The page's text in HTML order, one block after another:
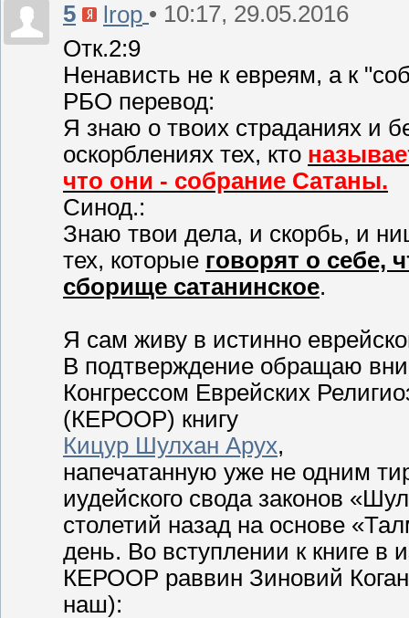
5 lrop • 10:17, 29.05.2016
Отк.2:9
Ненависть не к евреям, а к
РБО перевод:
Я знаю о твоих страданиях и
оскорблениях тех, кто
что они - собрание Сатаны.
Синод.:
Знаю твои дела, и скорбь, и
тех, которые говорят о себе,
сборище сатанинское.
Я сам живу в истинно
В подтверждение обращаю
Конгрессом Еврейских
(КЕРООР) книгу
Кицур Шулхан Арух,
напечатанную уже не одним
иудейского свода законов
столетий назад на основе
день. Во вступлении к книге в
КЕРООР раввин Зиновий Коган
наш):